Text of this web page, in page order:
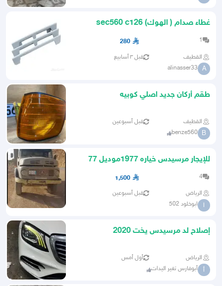
غطاء صدام ( الهوك) sec560 c126
1986-1991
1
280
القطيف قبل ٣ أسابيع
A
alinasser33
طقم أركان جديد اصلي كوبيه
القطيف قبل أسبوعين
B
benze560
للإيجار مرسيدس خياره 1977موديل 77
4
1,500
الرياض قبل أسبوعين
ا ابوخلود 502
إصلاح لد مرسيدس يخت 2020
الرياض أول أمس
أ أبوفارس تغير اليدات